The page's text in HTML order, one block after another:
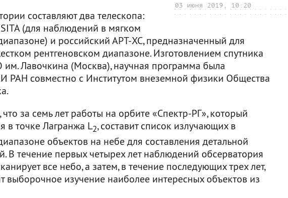
03 июня 2019, 10:20
составляют два телескопа:
(для наблюдений в мягком
и российский АРТ-XC, предназначенный для
рентгеновском диапазоне. Изготовлением спутника
Лавочкина (Москва), научная программа была
РАН совместно с Институтом внеземной физики Общества
что за семь лет работы на орбите «Спектр-РГ», который
в точке Лагранжа L2, составит список излучающих в
объектов на небе для составления детальной
В течение первых четырех лет наблюдений обсерватория
все небо, а затем, в течение последующих трех лет,
выборочное изучение наиболее интересных объектов из